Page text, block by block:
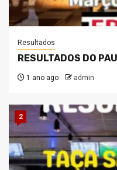
Resultados
RESULTADOS DO
1 ano ago admin
2